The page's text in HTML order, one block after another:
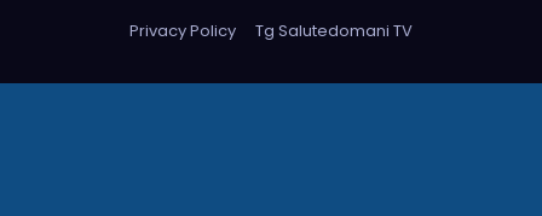
Privacy Policy
Tg Salutedomani TV